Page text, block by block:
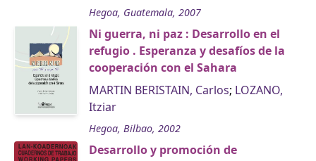
Hegoa, Guatemala, 2007
Ni guerra, ni paz : Desarrollo en el
refugio . Esperanza y desafíos de la
cooperación con el Sahara
MARTIN BERISTAIN, Carlos; LOZANO,
Itziar
Hegoa, Bilbao, 2002
Desarrollo y promoción de